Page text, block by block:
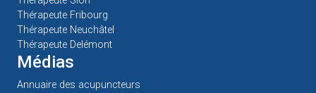
Thérapeute Fribourg
Thérapeute Neuchâtel
Thérapeute Delémont
Médias
Annuaire des acupuncteurs